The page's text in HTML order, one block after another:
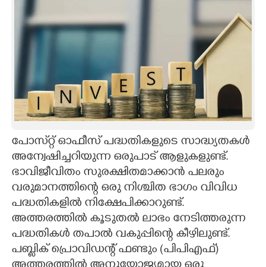
INFO+
ASTRO
CARTOONS
LITERATURE
ZOOM
CONTACT US
പോസ്‌​റ്റ് ഓഫീസ് പദ്ധതികളുടെ സാദ്ധ്യതകൾ
അന്വേഷിച്ചറിയുന്ന ഒരുപാട് ആളുകളുണ്ട്.
ഭാവിജീവിതം സുരക്ഷിതമാക്കാൻ പലരും
വരുമാനത്തിന്റെ ഒരു നിശ്ചിത ഭാഗം വിവിധ
പദ്ധതികളിൽ നിക്ഷേപിക്കാറുണ്ട്.
അത്തരത്തിൽ കൂടുതൽ ലാഭം നേടിത്തരുന്ന
പദ്ധതികൾ തപാൽ വകുപ്പിന്റെ കീഴിലുണ്ട്.
പബ്ലിക് പ്രൊവിഡന്റ് ഫണ്ടും (പിപിഎഫ്)